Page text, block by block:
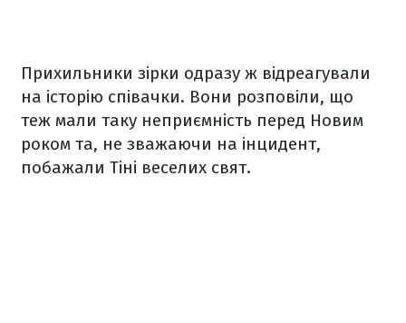
Прихильники зірки одразу ж відреагували
на історію співачки. Вони розповіли, що
теж мали таку неприємність перед Новим
роком та, не зважаючи на інцидент,
побажали Тіні веселих свят.